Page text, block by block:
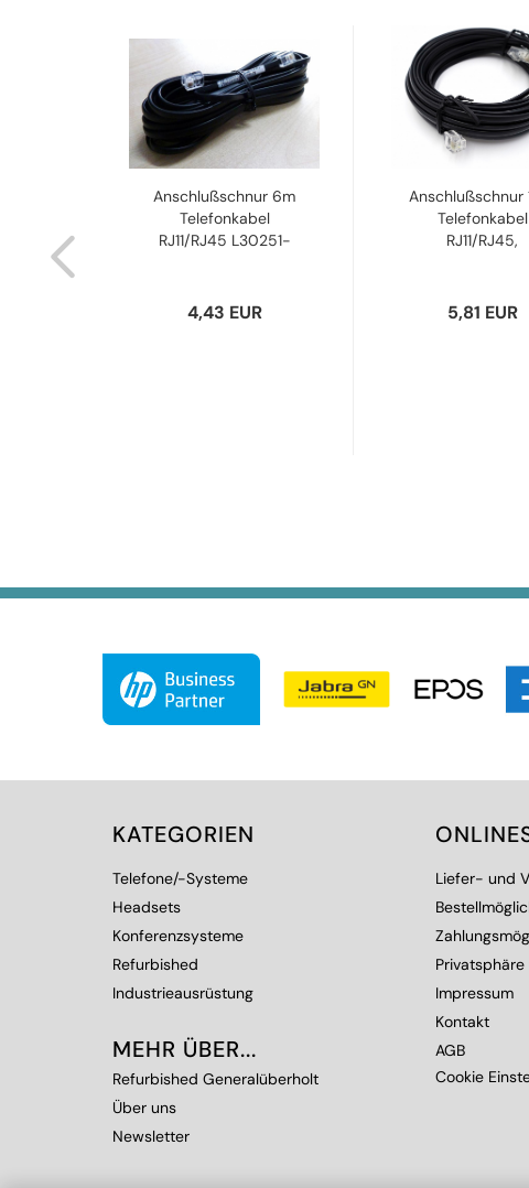
Anschlußschnur 6m
Telefonkabel
RJ11/RJ45 L30251-
4,43 EUR
Anschlußschnur
Telefonkabel
RJ11/RJ45,
5,81 EUR
KATEGORIEN
Telefone/-Systeme
Headsets
Konferenzsysteme
Refurbished
Industrieausrüstung
MEHR ÜBER...
Refurbished Generalüberholt
Über uns
Newsletter
Liefer- und
Impressum
Kontakt
AGB
Cookie